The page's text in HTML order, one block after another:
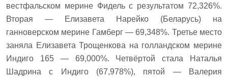
вестфальском мерине Фидель с результатом 72,326%.
Вторая — Елизавета Нарейко (Беларусь) на
ганноверском мерине Гамберг — 69,348%. Третье место
заняла Елизавета Трощенкова на голландском мерине
Индиго 165 — 69,000%. Четвёртой стала Наталья
Шадрина с Индиго (67,978%), пятой — Валерия